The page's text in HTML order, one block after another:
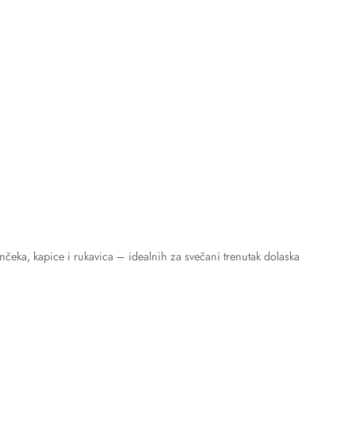
kapice i rukavica – idealnih za svečani trenutak dolaska